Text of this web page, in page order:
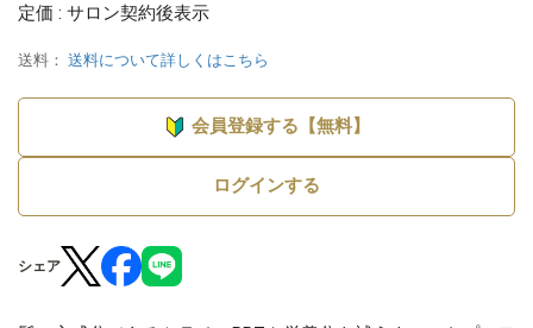
定価 : サロン契約後表示
送料： 送料について詳しくはこちら
会員登録する【無料】
ログインする
シェア